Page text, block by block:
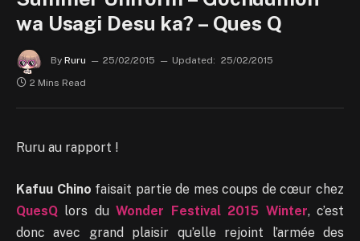
wa Usagi Desu ka? – Ques Q
By Ruru 25/02/2015 Updated: 25/02/2015
2 Mins Read
Ruru au rapport !
Kafuu Chino faisait partie de mes coups de cœur chez
QuesQ lors duWonder Festival 2015 Winter, c’est
donc avec grand plaisir qu’elle rejoint l’armée des